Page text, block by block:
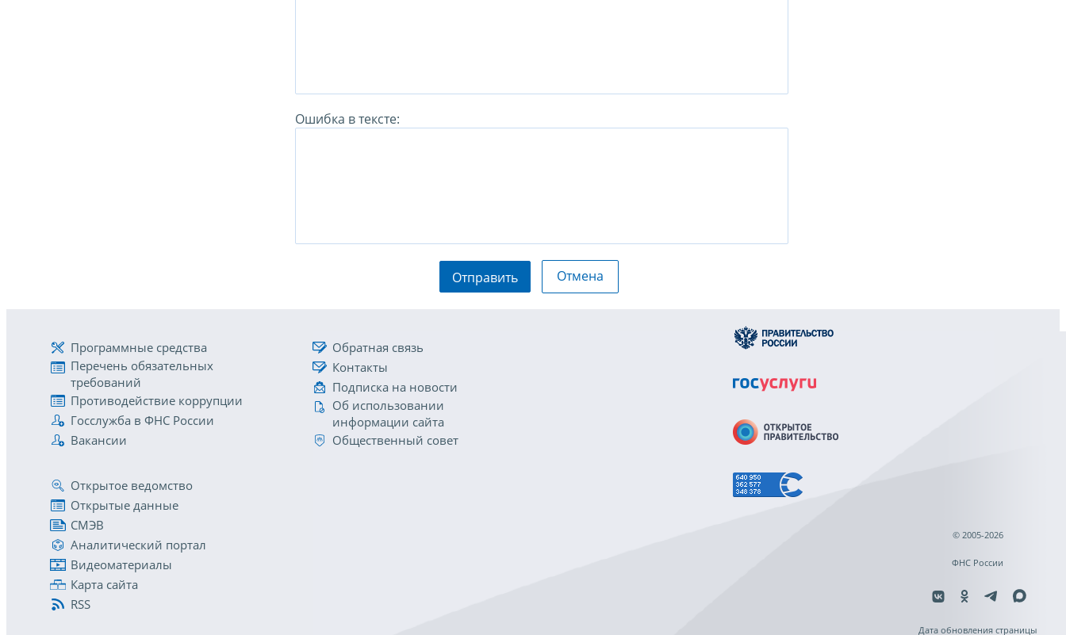
Ошибка в тексте:
Отправить Отмена
Программные средства
Перечень обязательных
требований
Противодействие коррупции
Госслужба в ФНС России
Вакансии
Обратная связь
Контакты
Подписка на новости
Об использовании
информации сайта
Общественный совет
Открытое ведомство
Открытые данные
СМЭВ
Аналитический портал
Видеоматериалы
Карта сайта
RSS
© 2005-2026
ФНС России
Дата обновления страницы